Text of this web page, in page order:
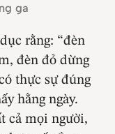
ga
rằng: “đèn
đèn đỏ dừng
thực sự đúng
hằng ngày.
cả mọi người,